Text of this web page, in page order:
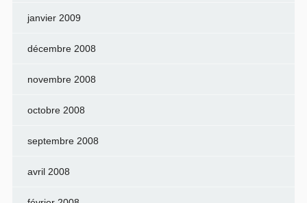
janvier 2009
décembre 2008
novembre 2008
octobre 2008
septembre 2008
avril 2008